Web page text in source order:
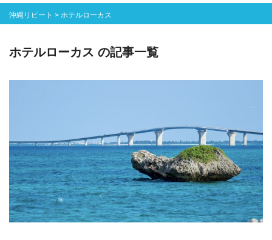
沖縄リピート > ホテルローカス
ホテルローカス の記事一覧